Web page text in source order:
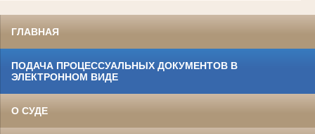
ГЛАВНАЯ
ПОДАЧА ПРОЦЕССУАЛЬНЫХ ДОКУМЕНТОВ В
ЭЛЕКТРОННОМ ВИДЕ
О СУДЕ